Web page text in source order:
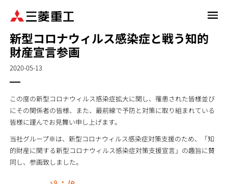
新型コロナウィルス感染症と戦う知的
財産宣言参画
2020-05-13
この度の新型コロナウィルス感染症拡大に関し、罹患された皆様並び
にその関係者の皆様、また、最前線で予防と対策に取り組まれている
皆様に謹んでお見舞い申し上げます。
当社グループ※は、新型コロナウィルス感染症対策支援のため、「知
的財産に関する新型コロナウィルス感染症対策支援宣言」の趣旨に賛
同し、参画致しました。